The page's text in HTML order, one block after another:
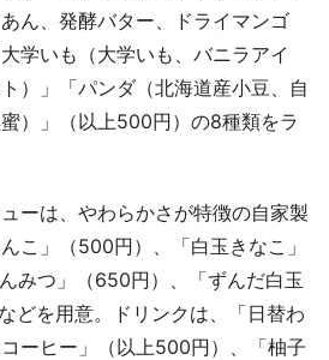
ん、発酵バター、ドライマンゴ
学いも（大学いも、バニラアイ
）」「パンダ（北海道産小豆、自
）」（以上500円）の8種類をラ
ーは、やわらかさが特徴の自家製
こ」（500円）、「白玉きなこ」
みつ」（650円）、「ずんだ白玉
どを用意。ドリンクは、「日替わ
ーヒー」（以上500円）、「柚子